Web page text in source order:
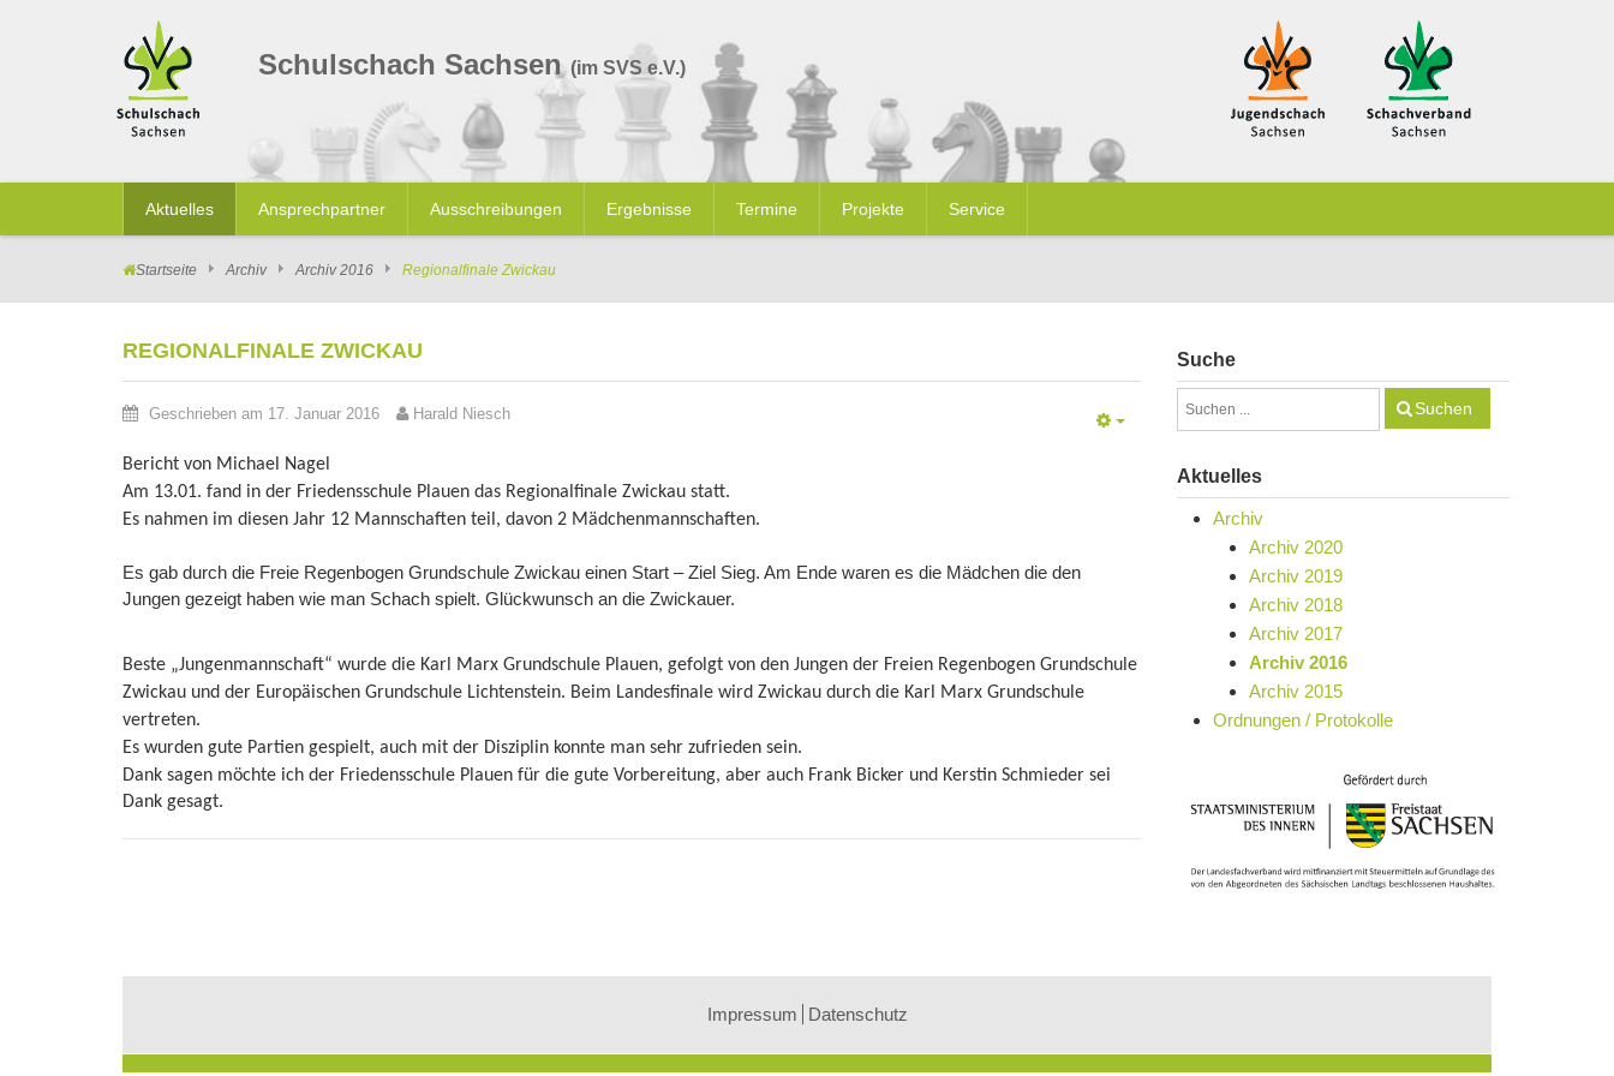
Schulschach Sachsen(im SVS e.V.)
Aktuelles Ansprechpartner Ausschreibungen Ergebnisse Termine Projekte Service
Startseite Archiv Archiv 2016 Regionalfinale Zwickau
REGIONALFINALE ZWICKAU
Geschrieben am 17. Januar 2016 Harald Niesch
Bericht von Michael Nagel
Am 13.01. fand in der Friedensschule Plauen das Regionalfinale Zwickau statt.
Es nahmen im diesen Jahr 12 Mannschaften teil, davon 2 Mädchenmannschaften.
Es gab durch die Freie Regenbogen Grundschule Zwickau einen Start – Ziel Sieg. Am Ende waren es die Mädchen die den
Jungen gezeigt haben wie man Schach spielt. Glückwunsch an die Zwickauer.
Beste „Jungenmannschaft“ wurde die Karl Marx Grundschule Plauen, gefolgt von den Jungen der Freien Regenbogen Grundschule
Zwickau und der Europäischen Grundschule Lichtenstein. Beim Landesfinale wird Zwickau durch die Karl Marx Grundschule
vertreten.
Es wurden gute Partien gespielt, auch mit der Disziplin konnte man sehr zufrieden sein.
Dank sagen möchte ich der Friedensschule Plauen für die gute Vorbereitung, aber auch Frank Bicker und Kerstin Schmieder sei
Dank gesagt.
Suche
Suchen
Aktuelles
Archiv
Archiv 2020
Archiv 2019
Archiv 2018
Archiv 2017
Archiv 2016
Archiv 2015
Ordnungen / Protokolle
Impressum Datenschutz